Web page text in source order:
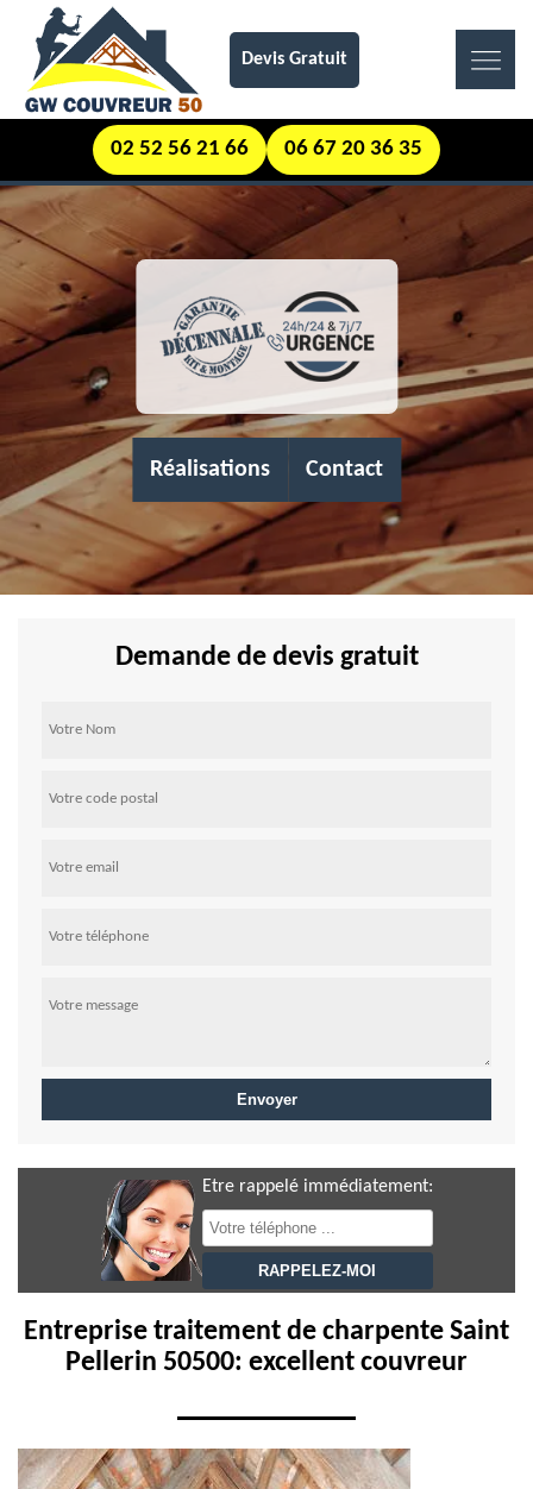
Devis Gratuit
02 52 56 21 66 06 67 20 36 35
Réalisations Contact
Demande de devis gratuit
Etre rappelé immédiatement:
Entreprise traitement de charpente Saint
Pellerin 50500: excellent couvreur